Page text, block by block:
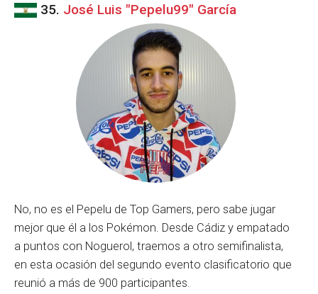
35. José Luis "Pepelu99" García
No, no es el Pepelu de Top Gamers, pero sabe jugar
mejor que él a los Pokémon. Desde Cádiz y empatado
a puntos con Noguerol, traemos a otro semifinalista,
en esta ocasión del segundo evento clasificatorio que
reunió a más de 900 participantes.